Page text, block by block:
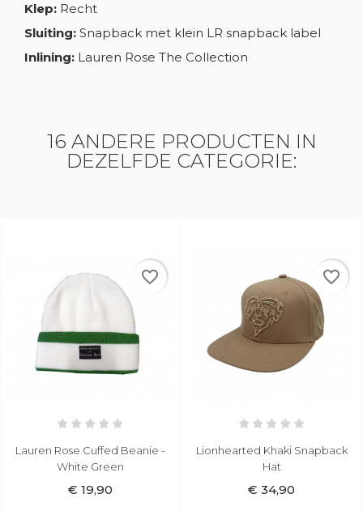
Klep: Recht
Sluiting: Snapback met klein LR snapback label
Inlining: Lauren Rose The Collection
16 ANDERE PRODUCTEN IN
DEZELFDE CATEGORIE:
Lauren Rose Cuffed Beanie -
White Green
€ 19,90
favorite_border
Lionhearted Khaki Snapback
Hat
€ 34,90
favorite_border